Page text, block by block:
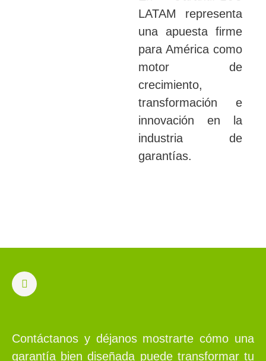
LATAM representa
una apuesta firme
para América como
motor de
crecimiento,
transformación e
innovación en la
industria de
garantías.
Contáctanos y déjanos mostrarte cómo una
garantía bien diseñada puede transformar tu